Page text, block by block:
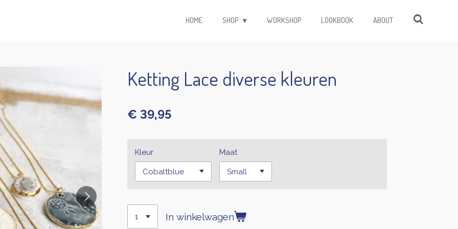
HOME SHOP WORKSHOP LOOKBOOK ABOUT
Ketting Lace diverse kleuren
€ 39,95
Kleur Maat
In winkelwagen